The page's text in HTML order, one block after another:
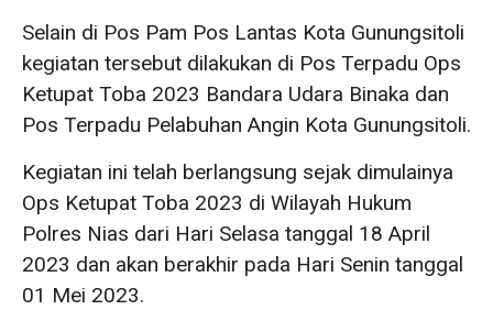
Selain di Pos Pam Pos Lantas Kota Gunungsitoli
kegiatan tersebut dilakukan di Pos Terpadu Ops
Ketupat Toba 2023 Bandara Udara Binaka dan
Pos Terpadu Pelabuhan Angin Kota Gunungsitoli.
Kegiatan ini telah berlangsung sejak dimulainya
Ops Ketupat Toba 2023 di Wilayah Hukum
Polres Nias dari Hari Selasa tanggal 18 April
2023 dan akan berakhir pada Hari Senin tanggal
01 Mei 2023.